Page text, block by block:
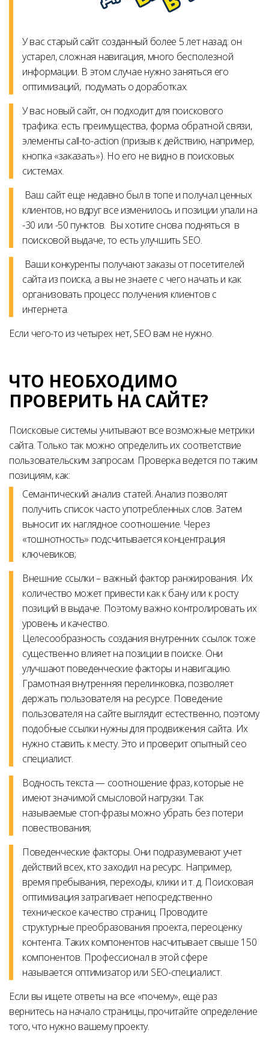
У вас старый сайт созданный более 5 лет назад: он
устарел, сложная навигация, много бесполезной
информации. В этом случае нужно заняться его
оптимизаций, подумать о доработках.
У вас новый сайт, он подходит для поискового
трафика: есть преимущества, форма обратной связи,
элементы call-to-action (призыв к действию, например,
кнопка «заказать»). Но его не видно в поисковых
системах.
Ваш сайт еще недавно был в топе и получал ценных
клиентов, но вдруг все изменилось и позиции упали на
-30 или -50 пунктов. Вы хотите снова подняться в
поисковой выдаче, то есть улучшить SEO.
Ваши конкуренты получают заказы от посетителей
сайта из поиска, а вы не знаете с чего начать и как
организовать процесс получения клиентов с
интернета.
Если чего-то из четырех нет, SEO вам не нужно.
ЧТО НЕОБХОДИМО
ПРОВЕРИТЬ НА САЙТЕ?
Поисковые системы учитывают все возможные метрики
сайта. Только так можно определить их соответствие
пользовательским запросам. Проверка ведется по таким
позициям, как:
Семантический анализ статей. Анализ позволят
получить список часто употребленных слов. Затем
выносит их наглядное соотношение. Через
«тошнотность» подсчитывается концентрация
ключевиков;
Внешние ссылки – важный фактор ранжирования. Их
количество может привести как к бану или к росту
позиций в выдаче. Поэтому важно контролировать их
уровень и качество.
Целесообразность создания внутренних ссылок тоже
существенно влияет на позиции в поиске. Они
улучшают поведенческие факторы и навигацию.
Грамотная внутренняя перелинковка, позволяет
держать пользователя на ресурсе. Поведение
пользователя на сайте выглядит естественно, поэтому
подобные ссылки нужны для продвижения сайта. Их
нужно ставить к месту. Это и проверит опытный сео
специалист.
Водность текста — соотношение фраз, которые не
имеют значимой смысловой нагрузки. Так
называемые стоп-фразы можно убрать без потери
повествования;
Поведенческие факторы. Они подразумевают учет
действий всех, кто заходил на ресурс. Например,
время пребывания, переходы, клики и т. д. Поисковая
оптимизация затрагивает непосредственно
техническое качество страниц. Проводите
структурные преобразования проекта, переоценку
контента. Таких компонентов насчитывает свыше 150
компонентов. Профессионал в этой сфере
называется оптимизатор или SEO-специалист.
Если вы ищете ответы на все «почему», ещё раз
вернитесь на начало страницы, прочитайте определение
того, что нужно вашему проекту.